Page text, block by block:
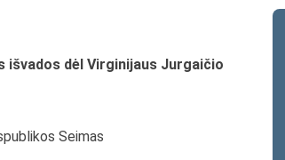
išvados dėl Virginijaus Jurgaičio
Seimas